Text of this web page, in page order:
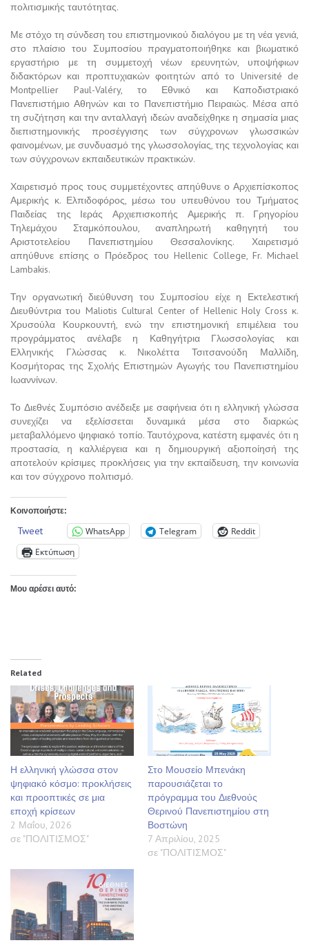
πολιτισμικής ταυτότητας.
Με στόχο τη σύνδεση του επιστημονικού διαλόγου με τη νέα γενιά,
στο πλαίσιο του Συμποσίου πραγματοποιήθηκε και βιωματικό
εργαστήριο με τη συμμετοχή νέων ερευνητών, υποψήφιων
διδακτόρων και προπτυχιακών φοιτητών από το Université de
Montpellier Paul-Valéry, το Εθνικό και Καποδιστριακό
Πανεπιστήμιο Αθηνών και το Πανεπιστήμιο Πειραιώς. Μέσα από
τη συζήτηση και την ανταλλαγή ιδεών αναδείχθηκε η σημασία μιας
διεπιστημονικής προσέγγισης των σύγχρονων γλωσσικών
φαινομένων, με συνδυασμό της γλωσσολογίας, της τεχνολογίας και
των σύγχρονων εκπαιδευτικών πρακτικών.
Χαιρετισμό προς τους συμμετέχοντες απηύθυνε ο Αρχιεπίσκοπος
Αμερικής κ. Ελπιδοφόρος, μέσω του υπευθύνου του Τμήματος
Παιδείας της Ιεράς Αρχιεπισκοπής Αμερικής π. Γρηγορίου
Τηλεμάχου Σταμκόπουλου, αναπληρωτή καθηγητή του
Αριστοτελείου Πανεπιστημίου Θεσσαλονίκης. Χαιρετισμό
απηύθυνε επίσης ο Πρόεδρος του Hellenic College, Fr. Michael
Lambakis.
Την οργανωτική διεύθυνση του Συμποσίου είχε η Εκτελεστική
Διευθύντρια του Maliotis Cultural Center of Hellenic Holy Cross κ.
Χρυσούλα Κουρκουντή, ενώ την επιστημονική επιμέλεια του
προγράμματος ανέλαβε η Καθηγήτρια Γλωσσολογίας και
Ελληνικής Γλώσσας κ. Νικολέττα Τσιτσανούδη Μαλλίδη,
Κοσμήτορας της Σχολής Επιστημών Αγωγής του Πανεπιστημίου
Ιωαννίνων.
Το Διεθνές Συμπόσιο ανέδειξε με σαφήνεια ότι η ελληνική γλώσσα
συνεχίζει να εξελίσσεται δυναμικά μέσα στο διαρκώς
μεταβαλλόμενο ψηφιακό τοπίο. Ταυτόχρονα, κατέστη εμφανές ότι η
προστασία, η καλλιέργεια και η δημιουργική αξιοποίησή της
αποτελούν κρίσιμες προκλήσεις για την εκπαίδευση, την κοινωνία
και τον σύγχρονο πολιτισμό.
Κοινοποιήστε:
Tweet WhatsApp Telegram
Reddit
Εκτύπωση
Μου αρέσει αυτό:
Related
Η ελληνική γλώσσα στον
ψηφιακό κόσμο: προκλήσεις
και προοπτικές σε μια
εποχή κρίσεων
2 Μαΐου, 2026
σε "ΠΟΛΙΤΙΣΜΟΣ"
Στο Μουσείο Μπενάκη
παρουσιάζεται το
πρόγραμμα του Διεθνούς
Θερινού Πανεπιστημίου στη
Βοστώνη
7 Απριλίου, 2025
σε "ΠΟΛΙΤΙΣΜΟΣ"